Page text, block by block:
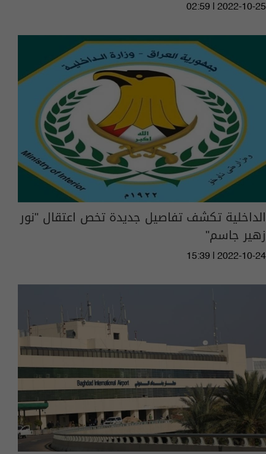
02:59 | 2022-10-25
الداخلية تكشف تفاصيل جديدة تخص اعتقال "نور
زهير جاسم"
15:39 | 2022-10-24